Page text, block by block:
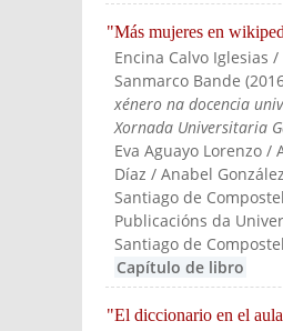
"Más mujeres en
Encina Calvo Iglesias
Sanmarco Bande (
xénero na docencia
Xornada Universitaria
Eva Aguayo Lorenzo /
Díaz / Anabel
Santiago de
Publicacións da
Santiago de
Capítulo de libro
"El diccionario en el